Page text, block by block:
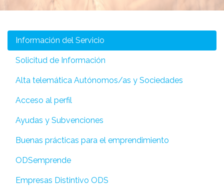
Información del Servicio
Solicitud de Información
Alta telemática Autónomos/as y Sociedades
Acceso al perfil
Ayudas y Subvenciones
Buenas prácticas para el emprendimiento
ODSemprende
Empresas Distintivo ODS